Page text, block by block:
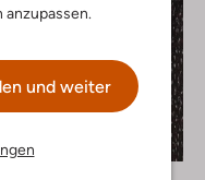
anzupassen.
und weiter